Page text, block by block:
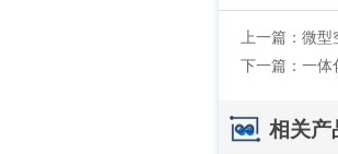
上一篇：微型
下一篇：一体
相关产